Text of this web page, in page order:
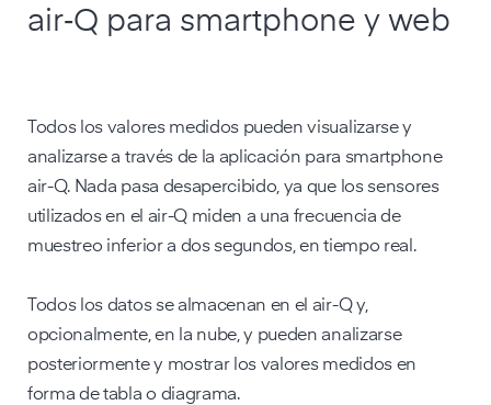
air‑Q para smartphone y web
Todos los valores medidos pueden visualizarse y
analizarse a través de la aplicación para smartphone
air-Q. Nada pasa desapercibido, ya que los sensores
utilizados en el air-Q miden a una frecuencia de
muestreo inferior a dos segundos, en tiempo real.
Todos los datos se almacenan en el air-Q y,
opcionalmente, en la nube, y pueden analizarse
posteriormente y mostrar los valores medidos en
forma de tabla o diagrama.